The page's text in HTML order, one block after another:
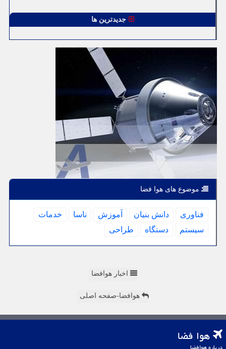
جدیدترین ها
موضوع های هوا فضا
فناوری دانش بنیان آموزش ناسا
خدمات
سیستم
دستگاه طراحی
اخبار هوافضا
هوافضا-صفحه اصلی
هوا فضا